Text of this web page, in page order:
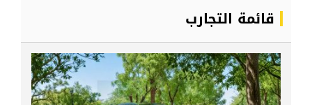
قائمة التجارب